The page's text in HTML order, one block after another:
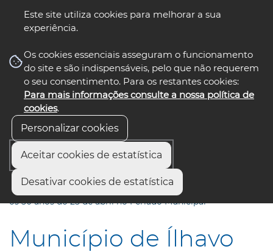
Este site utiliza cookies para melhorar a sua
experiência.
Os cookies essenciais asseguram o funcionamento
do site e são indispensáveis, pelo que não requerem
o seu consentimento. Para os restantes cookies:
Para mais informações consulte a nossa política de
cookies.
Personalizar cookies
Aceitar cookies de estatística
Desativar cookies de estatística
nos select language
Início
Município de Ílhavo condecora 14 personalidades e assinala
os 50 anos do 25 de abril no Feriado Municipal
Município de Ílhavo